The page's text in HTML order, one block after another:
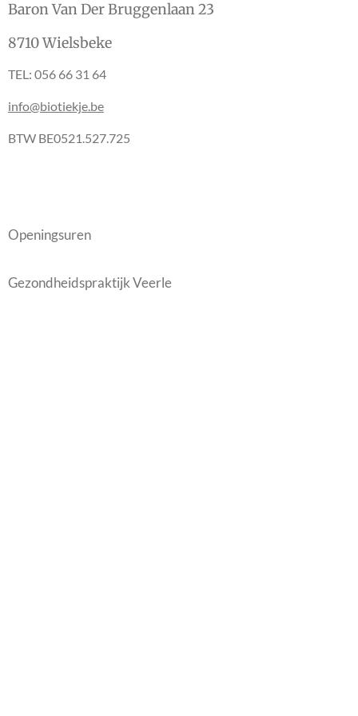
Baron Van Der Bruggenlaan 23
8710 Wielsbeke
TEL: 056 66 31 64
info@biotiekje.be
BTW BE0521.527.725
Openingsuren
Gezondheidspraktijk Veerle